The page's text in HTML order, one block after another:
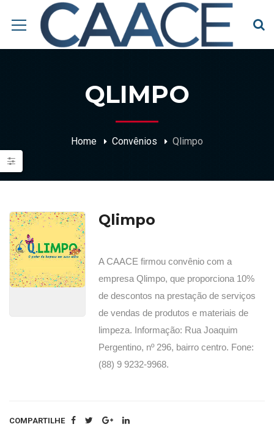
QLIMPO
Home Convênios Qlimpo
Qlimpo
A CAACE firmou convênio com a
empresa Qlimpo, que proporciona 10%
de descontos na prestação de serviços
de vendas de produtos e materiais de
limpeza. Informação: Rua Joaquim
Pergentino, nº 296, bairro centro. Fone:
(88) 9 9232-9968.
COMPARTILHE